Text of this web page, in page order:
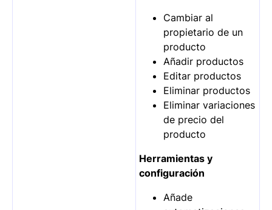
Cambiar al
propietario de un
producto
Añadir productos
Editar productos
Eliminar productos
Eliminar variaciones
de precio del
producto
Herramientas y
configuración
Añade